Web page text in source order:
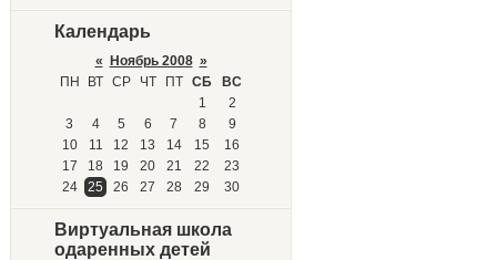
Календарь
« Ноябрь 2008 »
ПН
ВТ СР ЧТ ПТ СБ
ВС
1
2
3
4 5 6 7 8
9
10
11 12 13 14 15
16
17
18 19 20 21 22
23
24
25 26 27 28 29 30
Виртуальная школа
одаренных детей